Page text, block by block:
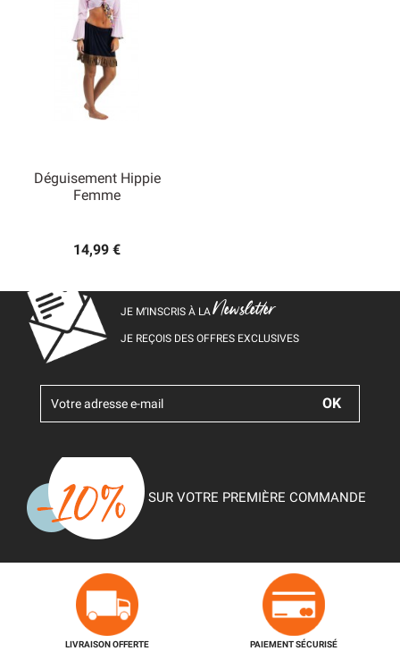
Déguisement Hippie
Femme
14,99 €
JE M’INSCRIS À LANewsletter
JE REÇOIS DES OFFRES EXCLUSIVES
SUR VOTRE PREMIÈRE COMMANDE
LIVRAISON OFFERTE
PAIEMENT SÉCURISÉ